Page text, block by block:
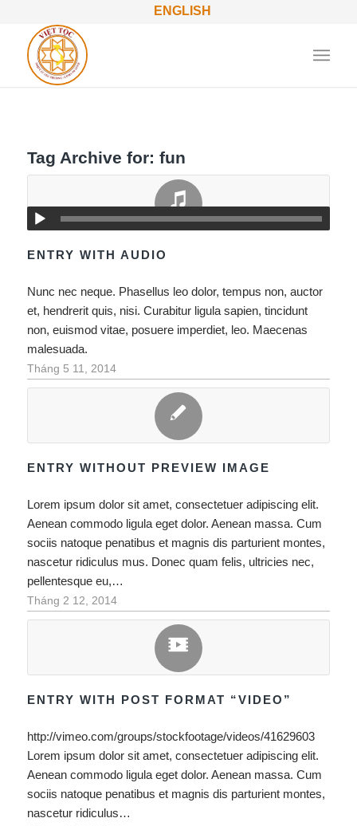
ENGLISH
Tag Archive for: fun
ENTRY WITH AUDIO
Nunc nec neque. Phasellus leo dolor, tempus non, auctor
et, hendrerit quis, nisi. Curabitur ligula sapien, tincidunt
non, euismod vitae, posuere imperdiet, leo. Maecenas
malesuada.
Tháng 5 11, 2014
ENTRY WITHOUT PREVIEW IMAGE
Lorem ipsum dolor sit amet, consectetuer adipiscing elit.
Aenean commodo ligula eget dolor. Aenean massa. Cum
sociis natoque penatibus et magnis dis parturient montes,
nascetur ridiculus mus. Donec quam felis, ultricies nec,
pellentesque eu,…
Tháng 2 12, 2014
/
ENTRY WITH POST FORMAT “VIDEO”
http://vimeo.com/groups/stockfootage/videos/41629603
Lorem ipsum dolor sit amet, consectetuer adipiscing elit.
Aenean commodo ligula eget dolor. Aenean massa. Cum
sociis natoque penatibus et magnis dis parturient montes,
nascetur ridiculus…